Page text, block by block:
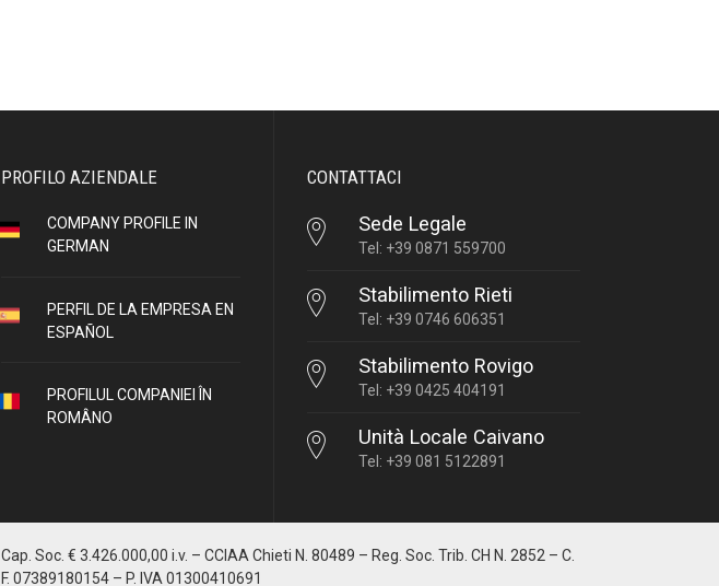
PROFILO AZIENDALE
COMPANY PROFILE IN
GERMAN
PERFIL DE LA EMPRESA EN
ESPAÑOL
PROFILUL COMPANIEI ÎN
ROMÂNO
CONTATTACI
Sede Legale
Tel: +39 0871 559700
Stabilimento Rieti
Tel: +39 0746 606351
Stabilimento Rovigo
Tel: +39 0425 404191
Unità Locale Caivano
Tel: +39 081 5122891
Cap. Soc. € 3.426.000,00 i.v. – CCIAA Chieti N. 80489 – Reg. Soc. Trib. CH N. 2852 – C.
F. 07389180154 – P. IVA 01300410691